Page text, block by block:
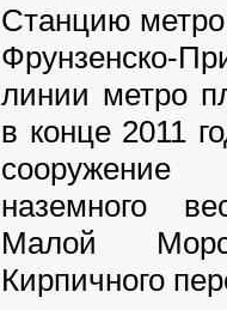
Станцию
Фрунзенско-
линии метро
в конце 2011
наземного
Малой
Кирпичного